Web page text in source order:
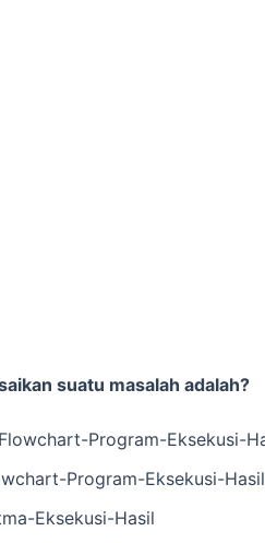
suatu masalah adalah?
Program-Eksekusi-
Program-Eksekusi-Hasil
Eksekusi-Hasil